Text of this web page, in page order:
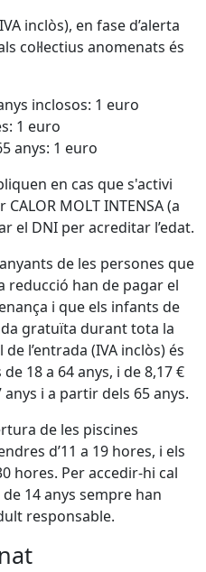
inclòs), en fase d’alerta
col·lectius anomenats és
inclosos: 1 euro
1 euro
anys: 1 euro
en cas que s'activi
MOLT INTENSA (a
el DNI per acreditar l’edat.
de les persones que
reducció han de pagar el
i que els infants de
gratuïta durant tota la
l’entrada (IVA inclòs) és
18 a 64 anys, i de 8,17 €
i a partir dels 65 anys.
de les piscines
d’11 a 19 hores, i els
hores. Per accedir-hi cal
14 anys sempre han
responsable.